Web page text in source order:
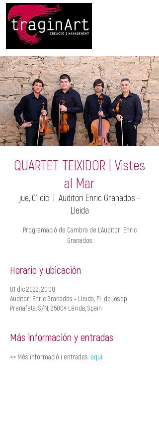
QUARTET TEIXIDOR | Vistes
al Mar
jue, 01 dic
  |
Auditori Enric Granados -
Lleida
Programació de Cambra de L'Auditori Enric
Granados
Horario y ubicación
01 dic 2022, 20:00
Auditori Enric Granados - Lleida, Pl. de Josep
Prenafeta, S/N, 25004 Lérida, Spain
Más información y entradas
>> Més informació i entrades aquí